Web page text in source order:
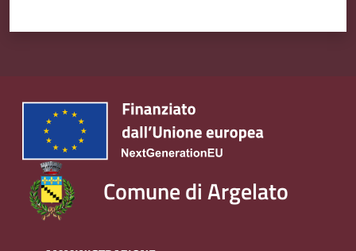
Comune di Argelato